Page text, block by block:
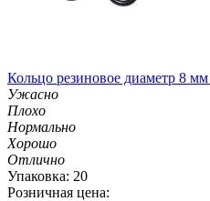
Кольцо резиновое диаметр 8
Ужасно
Плохо
Нормально
Хорошо
Отлично
Упаковка: 20
Розничная цена: